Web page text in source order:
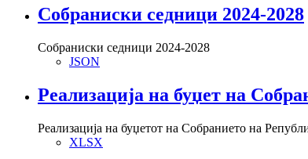
Собраниски седници 2024-2028
Собраниски седници 2024-2028
JSON
Реализација на буџет на
Реализација на буџетот на Собранието на
XLSX